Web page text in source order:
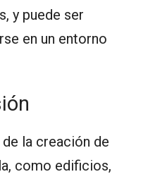
y puede ser
en un entorno
de la creación de
como edificios,